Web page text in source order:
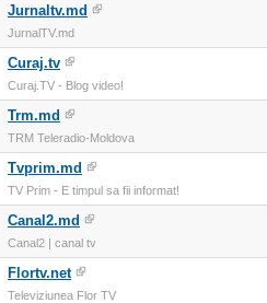
Jurnaltv.md
JurnalTV.md
Curaj.tv
Curaj.TV - Blog video!
Trm.md
TRM Teleradio-Moldova
Tvprim.md
TV Prim - E timpul sa fii informat!
Canal2.md
Canal2 | canal tv
Flortv.net
Televiziunea Flor TV